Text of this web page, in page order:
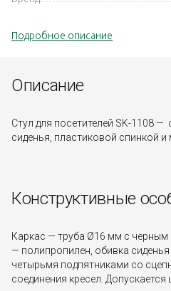
Подробное описание
Описание
Стул для посетителей SK-1108 —
сиденья, пластиковой спинкой
Конструктивные
Каркас — труба Ø16 мм с
— полипропилен, обивка
четырьмя подпятниками со
соединения кресел.